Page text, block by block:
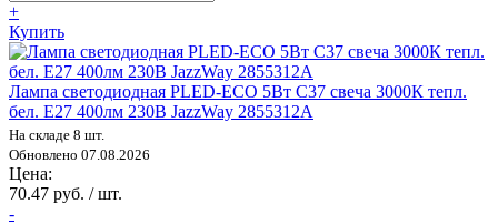
+
Купить
Лампа светодиодная PLED-ECO 5Вт C37 свеча 3000К тепл.
бел. E27 400лм 230В JazzWay 2855312A
На складе 8 шт.
Обновлено 07.08.2026
Цена:
70.47 руб. / шт.
-